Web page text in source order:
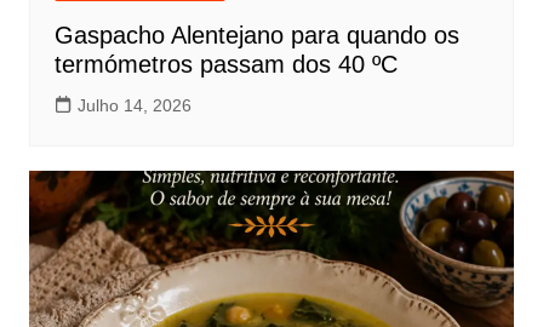
Gaspacho Alentejano para quando os
termómetros passam dos 40 ºC
Julho 14, 2026